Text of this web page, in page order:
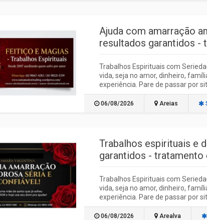
Ajuda com amarração
resultados garantidos -
Trabalhos Espirituais com
vida, seja no amor, dinheiro,
experiência. Pare de passar por
06/08/2026 Areias
Trabalhos espirituais e
garantidos - tratamento
Trabalhos Espirituais com
vida, seja no amor, dinheiro,
experiência. Pare de passar por
06/08/2026 Arealva